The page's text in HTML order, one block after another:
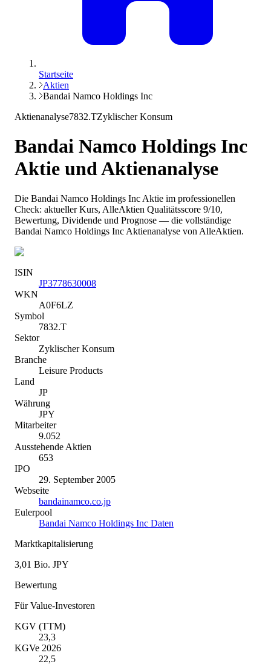
Startseite
Aktien
Bandai Namco Holdings Inc
Aktienanalyse7832.TZyklischer Konsum
Bandai Namco Holdings Inc
Aktie und Aktienanalyse
Die Bandai Namco Holdings Inc Aktie im professionellen
Check: aktueller Kurs, AlleAktien Qualitätsscore 9/10,
Bewertung, Dividende und Prognose — die vollständige
Bandai Namco Holdings Inc Aktienanalyse von AlleAktien.
ISIN
JP3778630008
WKN
A0F6LZ
Symbol
7832.T
Sektor
Zyklischer Konsum
Branche
Leisure Products
Land
JP
Währung
JPY
Mitarbeiter
9.052
Ausstehende Aktien
653
IPO
29. September 2005
Webseite
bandainamco.co.jp
Eulerpool
Bandai Namco Holdings Inc Daten
Marktkapitalisierung
3,01 Bio. JPY
Bewertung
Für Value-Investoren
KGV (TTM)
23,3
KGVe 2026
22,5